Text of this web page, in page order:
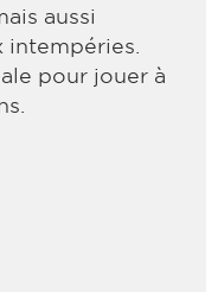
aussi
pour jouer à